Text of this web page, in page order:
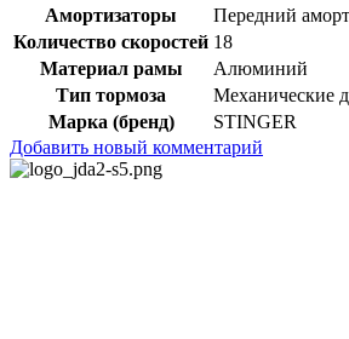
Амортизаторы
Передний
Количество скоростей 18
Материал рамы
Алюминий
Тип тормоза
Механические
Марка (бренд)
STINGER
Добавить новый комментарий